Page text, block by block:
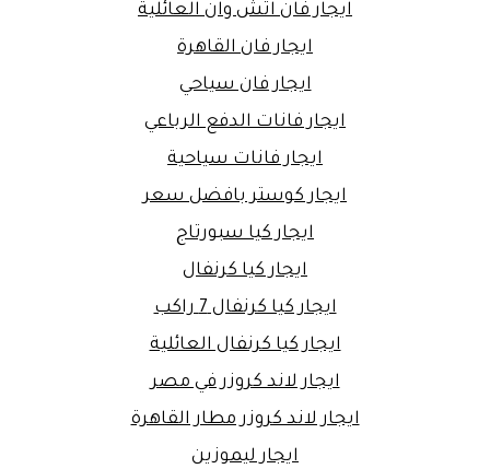
ايجار فان اتش وان العائلية
ايجار فان القاهرة
ايجار فان سياحي
ايجار فانات الدفع الرباعي
ايجار فانات سياحية
ايجار كوستر بافضل سعر
ايجار كيا سبورتاج
ايجار كيا كرنفال
ايجار كيا كرنفال 7 راكب
ايجار كيا كرنفال العائلية
ايجار لاند كروزر في مصر
ايجار لاند كروزر مطار القاهرة
ايجار ليموزين